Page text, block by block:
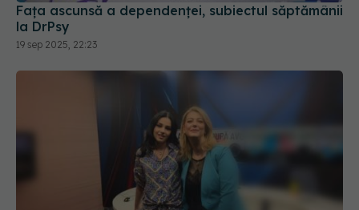
Căldura și tulburările afective, subiectul
săptămânii la DrPsy